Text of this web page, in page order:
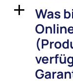
a
Was